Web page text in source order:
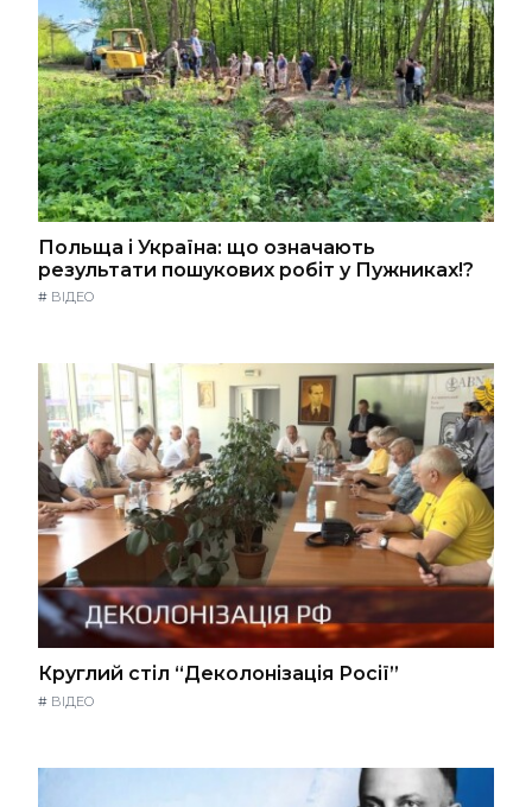
Польща і Україна: що означають
результати пошукових робіт у Пужниках!?
# ВІДЕО
Круглий стіл “Деколонізація Росії”
# ВІДЕО